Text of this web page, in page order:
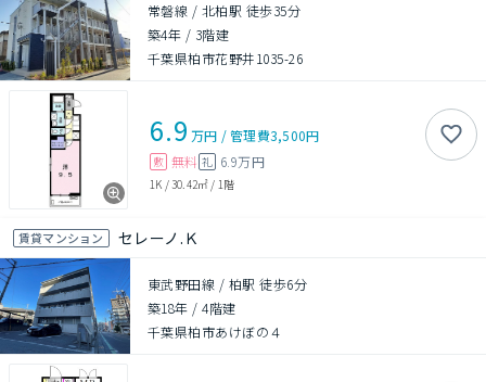
常磐線 / 北柏駅 徒歩35分
築4年 / 3階建
千葉県柏市花野井1035-26
6.9 万円 /管理費3,500円
敷 無料 礼 6.9万円
1K /30.42㎡ / 1階
賃貸マンション セレーノ.Ｋ
東武野田線 / 柏駅 徒歩6分
築18年 /4階建
千葉県柏市あけぼの４